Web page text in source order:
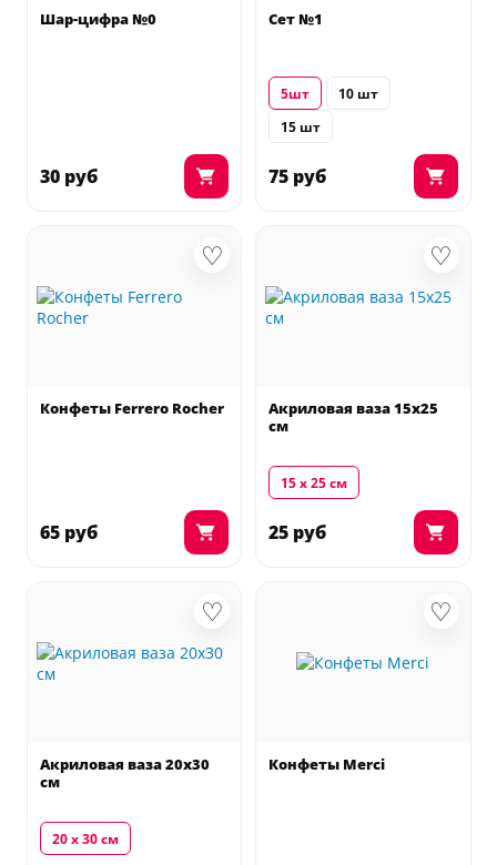
Шар-цифра №0
30 руб
Сет №1
5шт
10 шт
15 шт
75 руб
♡
Конфеты Ferrero Rocher
65 руб
♡
Акриловая ваза 15х25
см
15 х 25 см
25 руб
♡
Акриловая ваза 20х30
см
20 х 30 см
♡
Конфеты Merci